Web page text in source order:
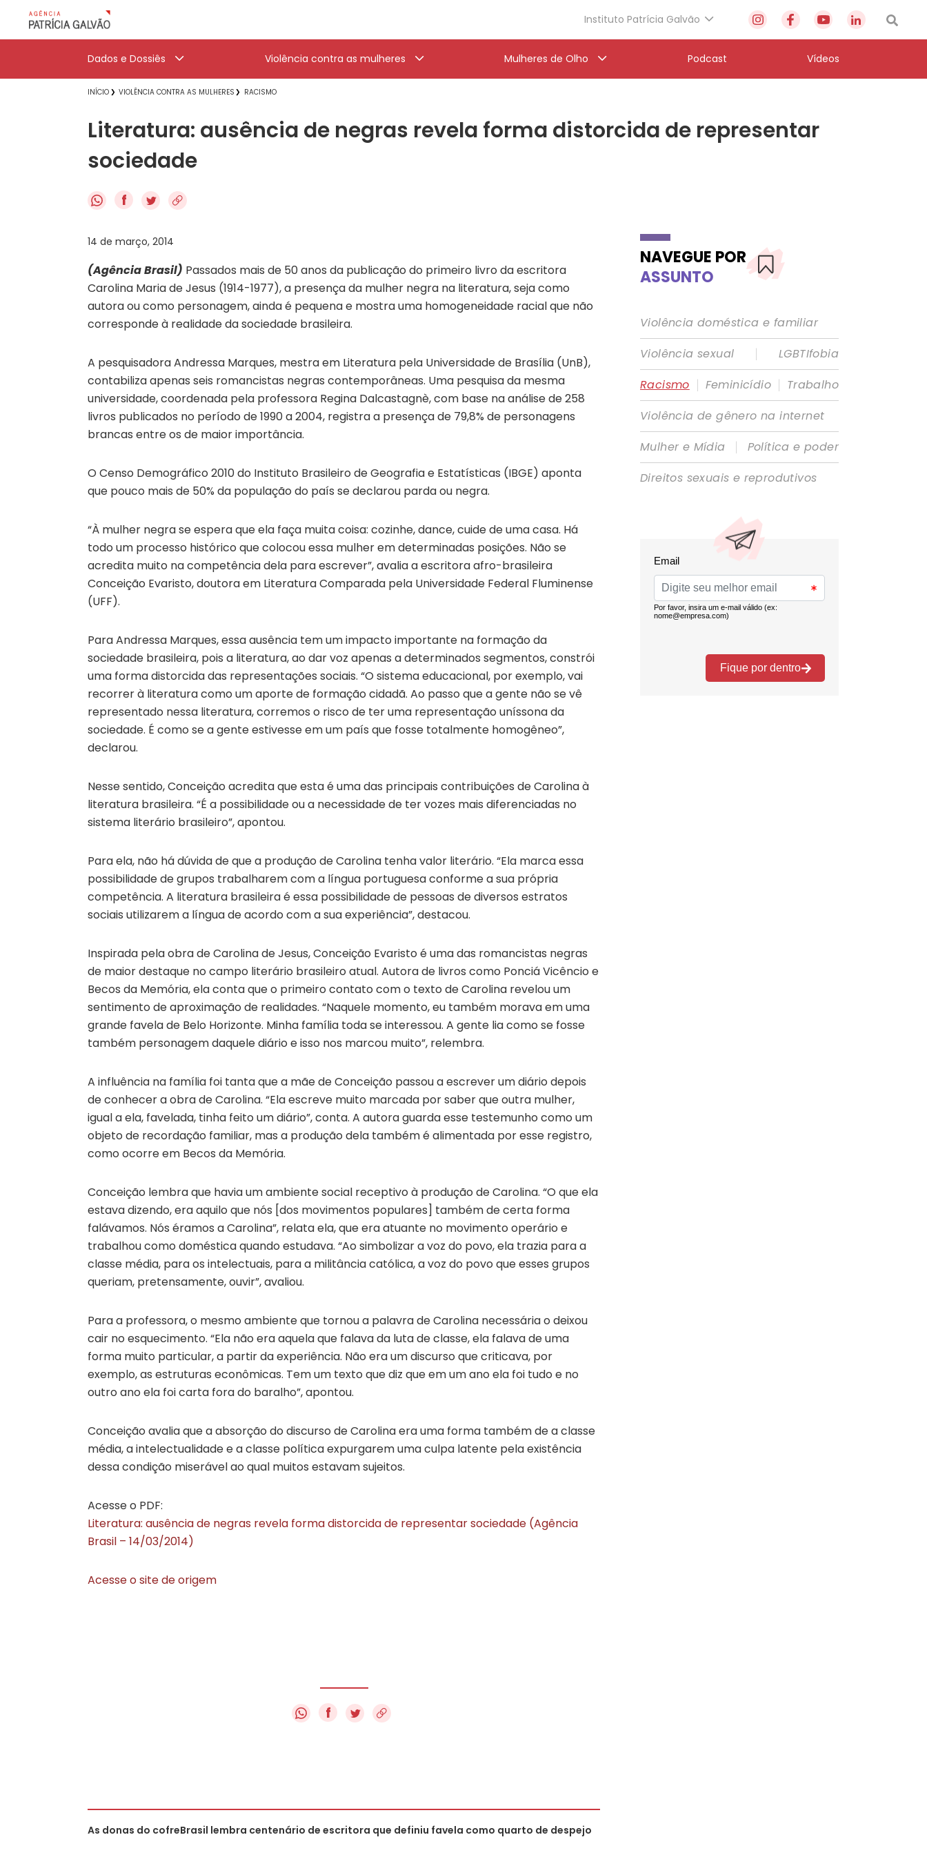
Instituto Patrícia Galvão
Dados e Dossiês Violência contra as mulheres Mulheres de Olho Podcast Vídeos
INÍCIO VIOLÊNCIA CONTRA AS MULHERES RACISMO
Literatura: ausência de negras revela forma distorcida de representar
sociedade
f
14 de março, 2014
(Agência Brasil) Passados mais de 50 anos da publicação do primeiro livro da escritora
Carolina Maria de Jesus (1914-1977), a presença da mulher negra na literatura, seja como
autora ou como personagem, ainda é pequena e mostra uma homogeneidade racial que não
corresponde à realidade da sociedade brasileira.
A pesquisadora Andressa Marques, mestra em Literatura pela Universidade de Brasília (UnB),
contabiliza apenas seis romancistas negras contemporâneas. Uma pesquisa da mesma
universidade, coordenada pela professora Regina Dalcastagnè, com base na análise de 258
livros publicados no período de 1990 a 2004, registra a presença de 79,8% de personagens
brancas entre os de maior importância.
O Censo Demográfico 2010 do Instituto Brasileiro de Geografia e Estatísticas (IBGE) aponta
que pouco mais de 50% da população do país se declarou parda ou negra.
“À mulher negra se espera que ela faça muita coisa: cozinhe, dance, cuide de uma casa. Há
todo um processo histórico que colocou essa mulher em determinadas posições. Não se
acredita muito na competência dela para escrever”, avalia a escritora afro-brasileira
Conceição Evaristo, doutora em Literatura Comparada pela Universidade Federal Fluminense
(UFF).
Para Andressa Marques, essa ausência tem um impacto importante na formação da
sociedade brasileira, pois a literatura, ao dar voz apenas a determinados segmentos, constrói
uma forma distorcida das representações sociais. “O sistema educacional, por exemplo, vai
recorrer à literatura como um aporte de formação cidadã. Ao passo que a gente não se vê
representado nessa literatura, corremos o risco de ter uma representação uníssona da
sociedade. É como se a gente estivesse em um país que fosse totalmente homogêneo”,
declarou.
Nesse sentido, Conceição acredita que esta é uma das principais contribuições de Carolina à
literatura brasileira. “É a possibilidade ou a necessidade de ter vozes mais diferenciadas no
sistema literário brasileiro”, apontou.
Para ela, não há dúvida de que a produção de Carolina tenha valor literário. “Ela marca essa
possibilidade de grupos trabalharem com a língua portuguesa conforme a sua própria
competência. A literatura brasileira é essa possibilidade de pessoas de diversos estratos
sociais utilizarem a língua de acordo com a sua experiência”, destacou.
Inspirada pela obra de Carolina de Jesus, Conceição Evaristo é uma das romancistas negras
de maior destaque no campo literário brasileiro atual. Autora de livros como Ponciá Vicêncio e
Becos da Memória, ela conta que o primeiro contato com o texto de Carolina revelou um
sentimento de aproximação de realidades. “Naquele momento, eu também morava em uma
grande favela de Belo Horizonte. Minha família toda se interessou. A gente lia como se fosse
também personagem daquele diário e isso nos marcou muito”, relembra.
A influência na família foi tanta que a mãe de Conceição passou a escrever um diário depois
de conhecer a obra de Carolina. “Ela escreve muito marcada por saber que outra mulher,
igual a ela, favelada, tinha feito um diário”, conta. A autora guarda esse testemunho como um
objeto de recordação familiar, mas a produção dela também é alimentada por esse registro,
como ocorre em Becos da Memória.
Conceição lembra que havia um ambiente social receptivo à produção de Carolina. “O que ela
estava dizendo, era aquilo que nós [dos movimentos populares] também de certa forma
falávamos. Nós éramos a Carolina”, relata ela, que era atuante no movimento operário e
trabalhou como doméstica quando estudava. “Ao simbolizar a voz do povo, ela trazia para a
classe média, para os intelectuais, para a militância católica, a voz do povo que esses grupos
queriam, pretensamente, ouvir”, avaliou.
Para a professora, o mesmo ambiente que tornou a palavra de Carolina necessária o deixou
cair no esquecimento. “Ela não era aquela que falava da luta de classe, ela falava de uma
forma muito particular, a partir da experiência. Não era um discurso que criticava, por
exemplo, as estruturas econômicas. Tem um texto que diz que em um ano ela foi tudo e no
outro ano ela foi carta fora do baralho”, apontou.
Conceição avalia que a absorção do discurso de Carolina era uma forma também de a classe
média, a intelectualidade e a classe política expurgarem uma culpa latente pela existência
dessa condição miserável ao qual muitos estavam sujeitos.
Acesse o PDF:
Literatura: ausência de negras revela forma distorcida de representar sociedade (Agência
Brasil – 14/03/2014)
Acesse o site de origem
f
As donas do cofreBrasil lembra centenário de escritora que definiu favela como quarto de despejo
NAVEGUE POR
ASSUNTO
Violência doméstica e familiar
Violência sexual
|
LGBTIfobia
Racismo | Feminicídio | Trabalho
Violência de gênero na internet
Mulher e Mídia
|
Política e poder
Direitos sexuais e reprodutivos